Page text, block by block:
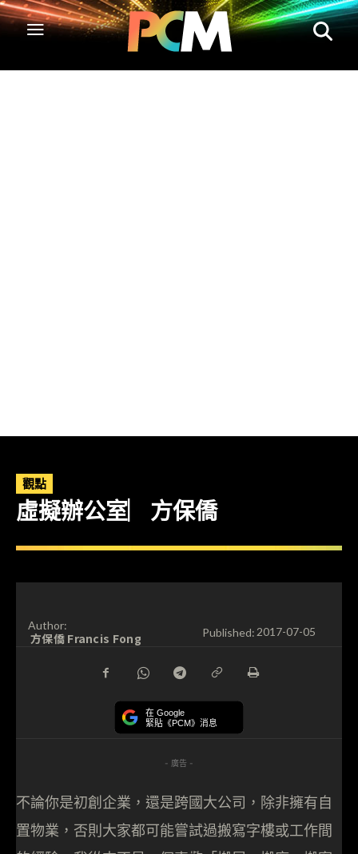
觀點
虛擬辦公室︳方保僑
Author:
方保僑 Francis Fong Published:2017-07-05
在 Google
緊貼《PCM》消息
- 廣告 -
不論你是初創企業，還是跨國大公司，除非擁有自
置物業，否則大家都可能嘗試過搬寫字樓或工作間